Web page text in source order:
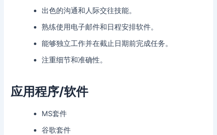
出色的沟通和人际交往技能。
熟练使用电子邮件和日程安排软件。
能够独立工作并在截止日期前完成任务。
注重细节和准确性。
应用程序/软件
MS套件
谷歌套件